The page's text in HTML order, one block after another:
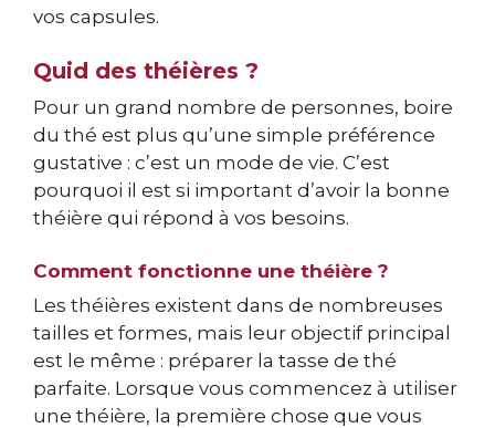
vos capsules.
Quid des théières ?
Pour un grand nombre de personnes, boire
du thé est plus qu’une simple préférence
gustative : c’est un mode de vie. C’est
pourquoi il est si important d’avoir la bonne
théière qui répond à vos besoins.
Comment fonctionne une théière ?
Les théières existent dans de nombreuses
tailles et formes, mais leur objectif principal
est le même : préparer la tasse de thé
parfaite. Lorsque vous commencez à utiliser
une théière, la première chose que vous